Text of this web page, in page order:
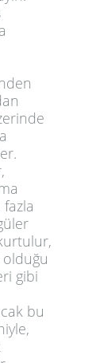
olduğu
gibi
bu